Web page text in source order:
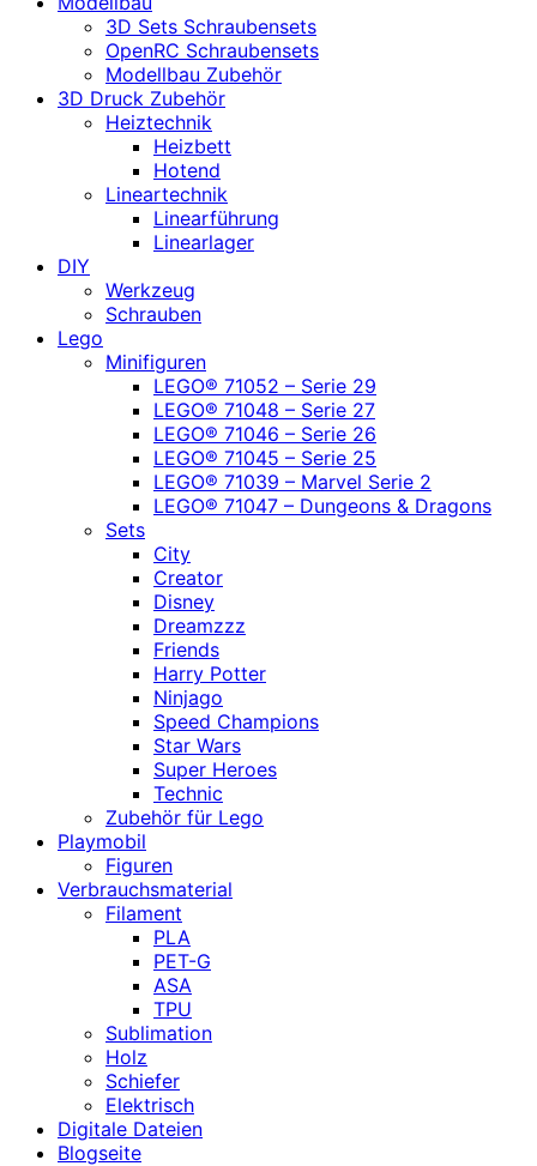
3D Sets Schraubensets
OpenRC Schraubensets
Modellbau Zubehör
3D Druck Zubehör
Heiztechnik
Heizbett
Hotend
Lineartechnik
Linearführung
Linearlager
DIY
Werkzeug
Schrauben
Lego
Minifiguren
LEGO® 71052 – Serie 29
LEGO® 71048 – Serie 27
LEGO® 71046 – Serie 26
LEGO® 71045 – Serie 25
LEGO® 71039 – Marvel Serie 2
LEGO® 71047 – Dungeons & Dragons
Sets
City
Creator
Disney
Dreamzzz
Friends
Harry Potter
Ninjago
Speed Champions
Star Wars
Super Heroes
Technic
Zubehör für Lego
Playmobil
Figuren
Verbrauchsmaterial
Filament
PLA
PET-G
ASA
TPU
Sublimation
Holz
Schiefer
Elektrisch
Digitale Dateien
Blogseite